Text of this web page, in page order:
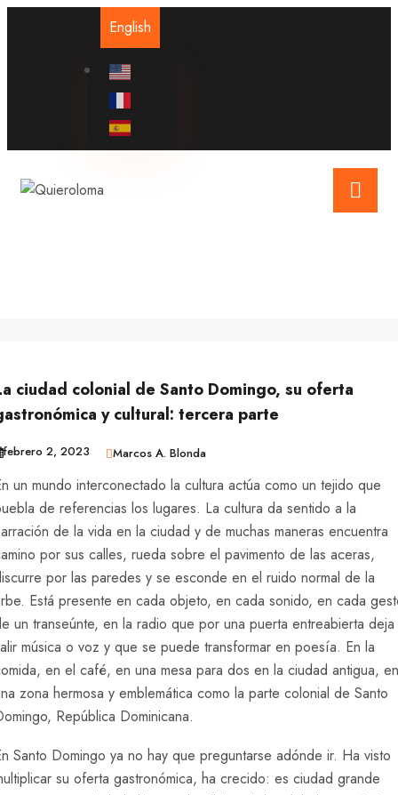
English
ciudad colonial de Santo Domingo, su oferta
y cultural: tercera parte
febrero 2, 2023 Marcos A. Blonda
un mundo interconectado la cultura actúa como un tejido que
de referencias los lugares. La cultura da sentido a la
de la vida en la ciudad y de muchas maneras encuentra
por sus calles, rueda sobre el pavimento de las aceras,
por las paredes y se esconde en el ruido normal de la
Está presente en cada objeto, en cada sonido, en cada
un transeúnte, en la radio que por una puerta entreabierta deja
música o voz y que se puede transformar en poesía. En la
en el café, en una mesa para dos en la ciudad antigua, en
zona hermosa y emblemática como la parte colonial de Santo
República Dominicana.
Santo Domingo ya no hay que preguntarse adónde ir. Ha visto
su oferta gastronómica, ha crecido: es ciudad grande